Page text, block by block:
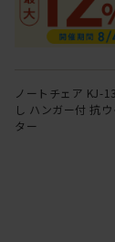
ノートチェア KJ-
し ハンガー付 抗
ター